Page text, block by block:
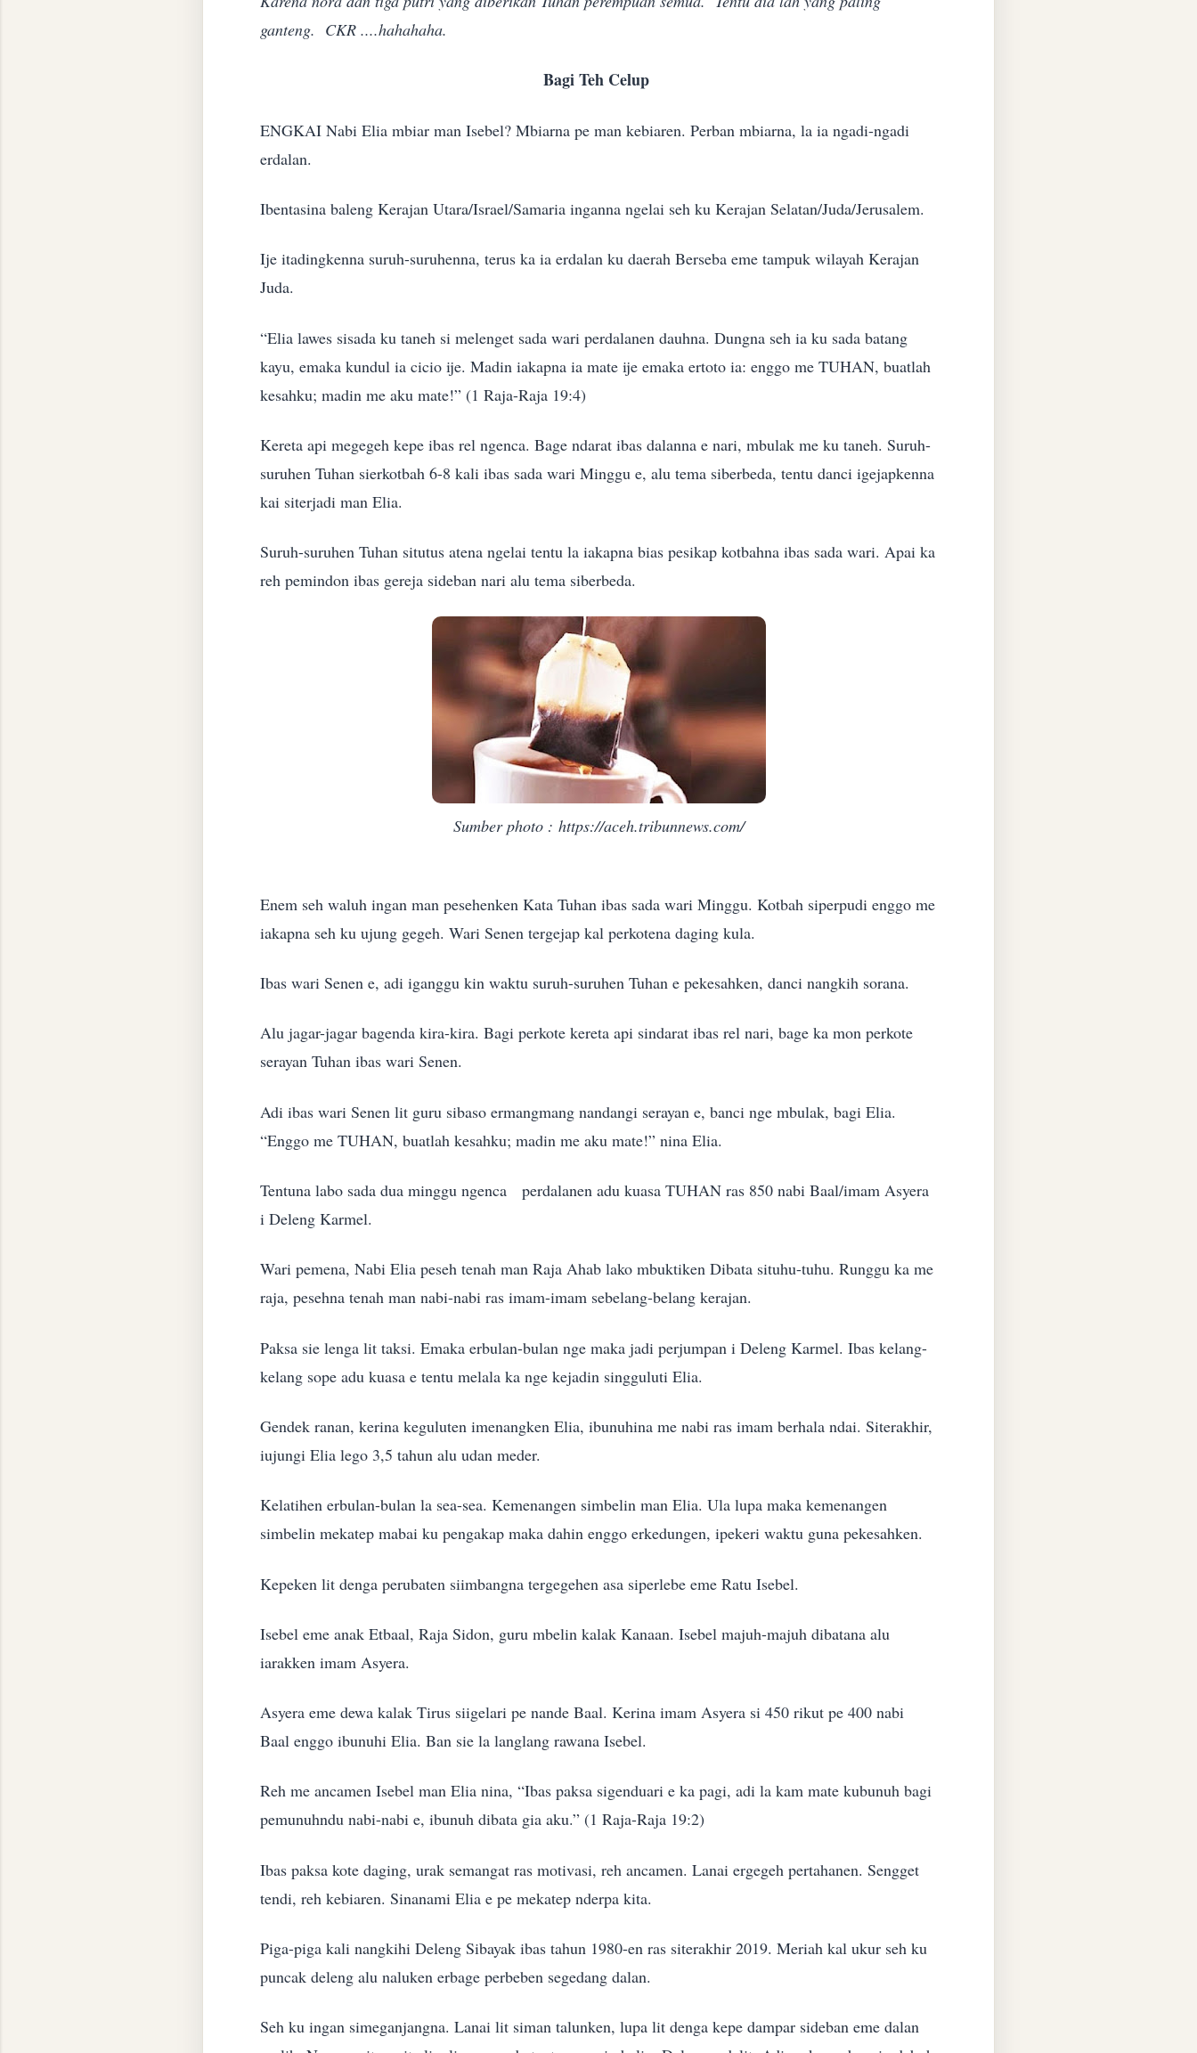
ganteng. CKR ....hahahaha.
Bagi Teh Celup
ENGKAI Nabi Elia mbiar man Isebel? Mbiarna pe man kebiaren. Perban mbiarna, la ia ngadi-ngadi
erdalan.
Ibentasina baleng Kerajan Utara/Israel/Samaria inganna ngelai seh ku Kerajan Selatan/Juda/Jerusalem.
Ije itadingkenna suruh-suruhenna, terus ka ia erdalan ku daerah Berseba eme tampuk wilayah Kerajan
Juda.
“Elia lawes sisada ku taneh si melenget sada wari perdalanen dauhna. Dungna seh ia ku sada batang
kayu, emaka kundul ia cicio ije. Madin iakapna ia mate ije emaka ertoto ia: enggo me TUHAN, buatlah
kesahku; madin me aku mate!” (1 Raja-Raja 19:4)
Kereta api megegeh kepe ibas rel ngenca. Bage ndarat ibas dalanna e nari, mbulak me ku taneh. Suruh-
suruhen Tuhan sierkotbah 6-8 kali ibas sada wari Minggu e, alu tema siberbeda, tentu danci igejapkenna
kai siterjadi man Elia.
Suruh-suruhen Tuhan situtus atena ngelai tentu la iakapna bias pesikap kotbahna ibas sada wari. Apai ka
reh pemindon ibas gereja sideban nari alu tema siberbeda.
Sumber photo : https://aceh.tribunnews.com/
Enem seh waluh ingan man pesehenken Kata Tuhan ibas sada wari Minggu. Kotbah siperpudi enggo me
iakapna seh ku ujung gegeh. Wari Senen tergejap kal perkotena daging kula.
Ibas wari Senen e, adi iganggu kin waktu suruh-suruhen Tuhan e pekesahken, danci nangkih sorana.
Alu jagar-jagar bagenda kira-kira. Bagi perkote kereta api sindarat ibas rel nari, bage ka mon perkote
serayan Tuhan ibas wari Senen.
Adi ibas wari Senen lit guru sibaso ermangmang nandangi serayan e, banci nge mbulak, bagi Elia.
“Enggo me TUHAN, buatlah kesahku; madin me aku mate!” nina Elia.
Tentuna labo sada dua minggu ngenca perdalanen adu kuasa TUHAN ras 850 nabi Baal/imam Asyera
i Deleng Karmel.
Wari pemena, Nabi Elia peseh tenah man Raja Ahab lako mbuktiken Dibata situhu-tuhu. Runggu ka me
raja, pesehna tenah man nabi-nabi ras imam-imam sebelang-belang kerajan.
Paksa sie lenga lit taksi. Emaka erbulan-bulan nge maka jadi perjumpan i Deleng Karmel. Ibas kelang-
kelang sope adu kuasa e tentu melala ka nge kejadin singguluti Elia.
Gendek ranan, kerina keguluten imenangken Elia, ibunuhina me nabi ras imam berhala ndai. Siterakhir,
iujungi Elia lego 3,5 tahun alu udan meder.
Kelatihen erbulan-bulan la sea-sea. Kemenangen simbelin man Elia. Ula lupa maka kemenangen
simbelin mekatep mabai ku pengakap maka dahin enggo erkedungen, ipekeri waktu guna pekesahken.
Kepeken lit denga perubaten siimbangna tergegehen asa siperlebe eme Ratu Isebel.
Isebel eme anak Etbaal, Raja Sidon, guru mbelin kalak Kanaan. Isebel majuh-majuh dibatana alu
iarakken imam Asyera.
Asyera eme dewa kalak Tirus siigelari pe nande Baal. Kerina imam Asyera si 450 rikut pe 400 nabi
Baal enggo ibunuhi Elia. Ban sie la langlang rawana Isebel.
Reh me ancamen Isebel man Elia nina, “Ibas paksa sigenduari e ka pagi, adi la kam mate kubunuh bagi
pemunuhndu nabi-nabi e, ibunuh dibata gia aku.” (1 Raja-Raja 19:2)
Ibas paksa kote daging, urak semangat ras motivasi, reh ancamen. Lanai ergegeh pertahanen. Sengget
tendi, reh kebiaren. Sinanami Elia e pe mekatep nderpa kita.
Piga-piga kali nangkihi Deleng Sibayak ibas tahun 1980-en ras siterakhir 2019. Meriah kal ukur seh ku
puncak deleng alu naluken erbage perbeben segedang dalan.
Seh ku ingan simeganjangna. Lanai lit siman talunken, lupa lit denga kepe dampar sideban eme dalan